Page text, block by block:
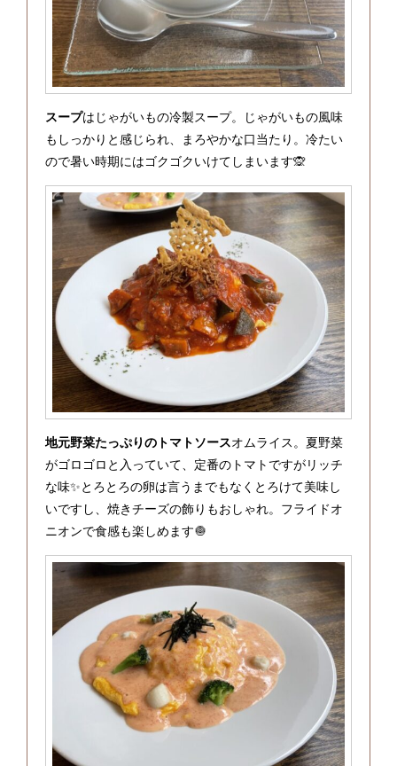
スープはじゃがいもの冷製スープ。じゃがいもの風味
もしっかりと感じられ、まろやかな口当たり。冷たい
ので暑い時期にはゴクゴクいけてしまいます🙊
地元野菜たっぷりのトマトソースオムライス。夏野菜
がゴロゴロと入っていて、定番のトマトですがリッチ
な味✨とろとろの卵は言うまでもなくとろけて美味し
いですし、焼きチーズの飾りもおしゃれ。フライドオ
ニオンで食感も楽しめます🧅